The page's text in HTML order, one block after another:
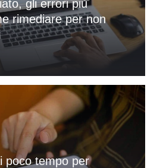
gli errori più
rimediare per non
poco tempo per